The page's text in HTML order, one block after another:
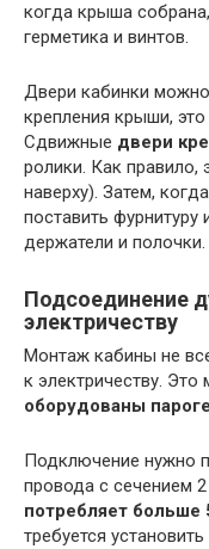
когда крыша
герметика и винтов.
Двери кабинки
крепления крыши,
Сдвижные двери
ролики. Как правило,
наверху). Затем,
поставить фурнитуру
держатели и полочки.
Подсоединение
электричеству
Монтаж кабины не
к электричеству.
оборудованы
Подключение нужно
провода с сечением
потребляет больше
требуется